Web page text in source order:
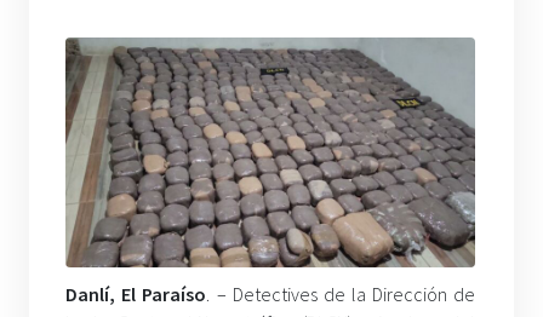
Danlí, El Paraíso. – Detectives de la Dirección de